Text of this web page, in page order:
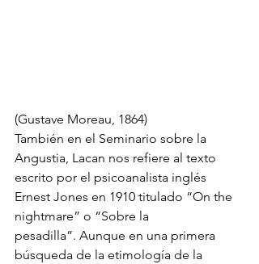
(Gustave Moreau, 1864)
También en el Seminario sobre la
Angustia, Lacan nos refiere al texto
escrito por el psicoanalista inglés
Ernest Jones en 1910 titulado “On the
nightmare” o “Sobre la
pesadilla”. Aunque en una primera
búsqueda de la etimología de la